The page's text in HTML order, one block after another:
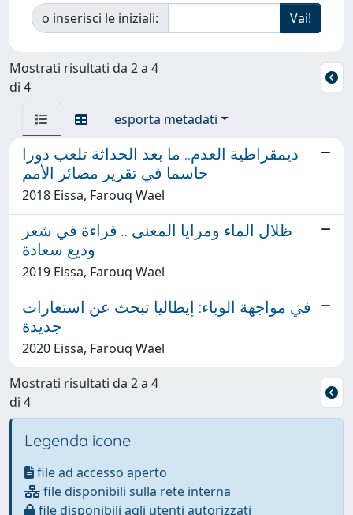
o inserisci le iniziali:
Mostrati risultati da 2 a 4
di 4
esporta metadati
ديمقراطية العدم.. ما بعد الحداثة تلعب دورا
حاسما في تقرير مصائر الأمم
2018 Eissa, Farouq Wael
ظلال الماء ومرايا المعنى .. قراءة في شعر
وديع سعادة
2019 Eissa, Farouq Wael
في مواجهة الوباء: إيطاليا تبحث عن استعارات
جديدة
2020 Eissa, Farouq Wael
Mostrati risultati da 2 a 4
di 4
Legenda icone
file ad accesso aperto
file disponibili sulla rete interna
file disponibili agli utenti autorizzati